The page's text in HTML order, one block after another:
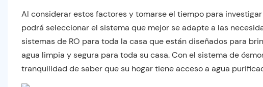
Al considerar estos factores y tomarse el tiempo para
podrá seleccionar el sistema que mejor se adapte a las
sistemas de RO para toda la casa que están diseñados para
agua limpia y segura para toda su casa. Con el sistema de
tranquilidad de saber que su hogar tiene acceso a agua